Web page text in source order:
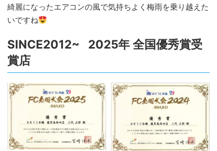
綺麗になったエアコンの風で気持ちよく梅雨を乗り越えた
いですね
SINCE2012~ 2025年 全国優秀賞受
賞店